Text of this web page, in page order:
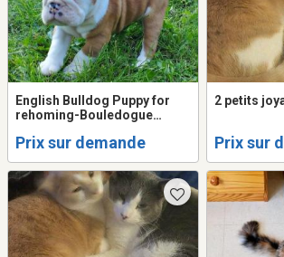
English Bulldog Puppy for
rehoming-Bouledogue
Prix sur demande
2 petits
Prix sur